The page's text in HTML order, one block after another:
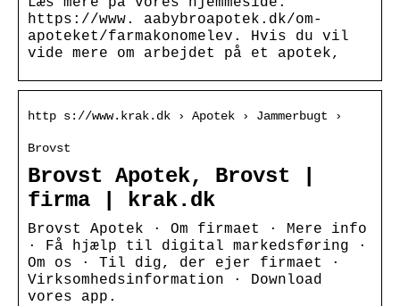
https://www. aabybroapotek.dk/om-
apoteket/farmakonomelev. Hvis du vil
vide mere om arbejdet på et apotek,
http s://www.krak.dk › Apotek › Jammerbugt ›
Brovst
Brovst Apotek, Brovst |
firma | krak.dk
Brovst Apotek · Om firmaet · Mere info
· Få hjælp til digital markedsføring ·
Om os · Til dig, der ejer firmaet ·
Virksomhedsinformation · Download
vores app.